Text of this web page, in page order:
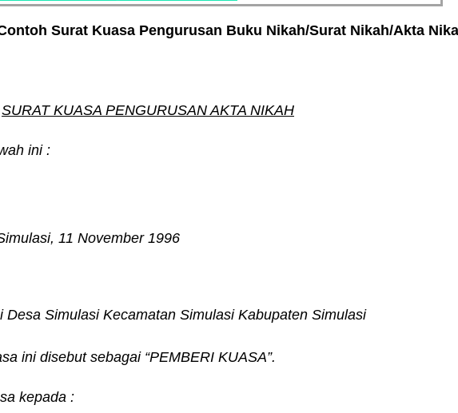
Surat Kuasa Pengurusan Buku Nikah/Surat Nikah/Akta
SURAT KUASA PENGURUSAN AKTA NIKAH
ini :
11 November 1996
Desa Simulasi Kecamatan Simulasi Kabupaten Simulasi
ini disebut sebagai “PEMBERI KUASA”.
kepada :